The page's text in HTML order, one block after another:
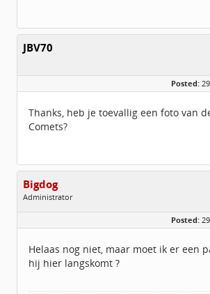
JBV70
Posted:
Thanks, heb je toevallig een foto van
Comets?
Bigdog
Administrator
Homepage:
volvov70forum.com
Geregistreerd:07 / 2009
Posted:
Helaas nog niet, maar moet ik er een
hij hier langskomt ?